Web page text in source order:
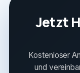
Jetzt
Kostenloser
und